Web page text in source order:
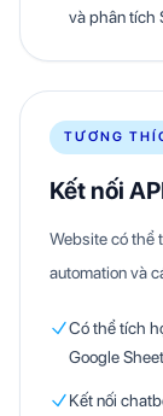
và phân tích
TƯƠNG
Kết nối
Website có thể
automation và
Có thể tích
Google
Kết nối